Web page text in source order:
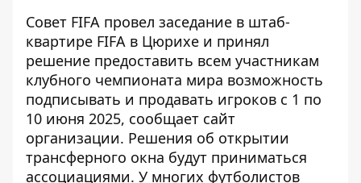
Совет FIFA провел заседание в штаб-
квартире FIFA в Цюрихе и принял
решение предоставить всем участникам
клубного чемпионата мира возможность
подписывать и продавать игроков с 1 по
10 июня 2025, сообщает сайт
организации. Решения об открытии
трансферного окна будут приниматься
ассоциациями. У многих футболистов